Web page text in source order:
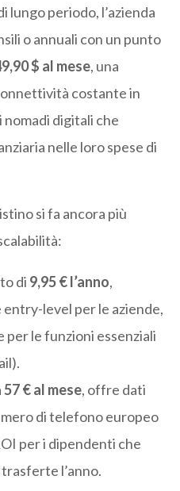
lungo periodo, l’azienda
o annuali con un punto
$ al mese, una
costante in
nomadi digitali che
nelle loro spese di
si fa ancora più
di 9,95 € l’anno,
level per le aziende,
per le funzioni essenziali
57 € al mese, offre dati
di telefono europeo
per i dipendenti che
l’anno.